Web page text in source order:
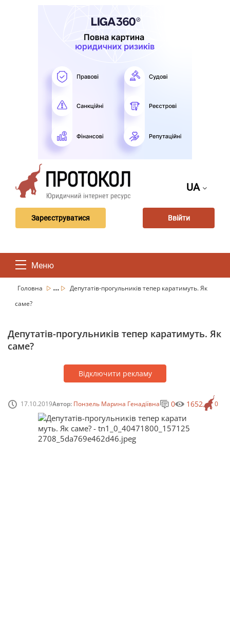
UA
Зареєструватися Ввійти
Меню
Головна ...
Депутатів-прогульників тепер каратимуть. Як
саме?
Депутатів-прогульників тепер каратимуть. Як
саме?
Відключити рекламу
17.10.2019Автор: Понзель Марина Генадіївна 0
0 1652